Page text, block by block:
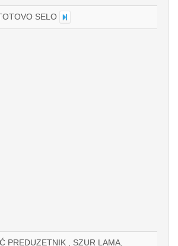
SELO
PREDUZETNIK , SZUR LAMA,